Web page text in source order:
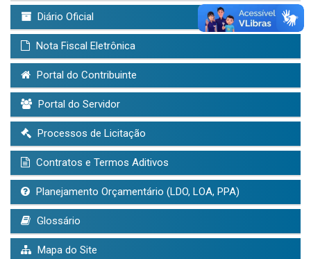
Diário Oficial
Nota Fiscal Eletrônica
Portal do Contribuinte
Portal do Servidor
Processos de Licitação
Contratos e Termos Aditivos
Planejamento Orçamentário (LDO, LOA, PPA)
Glossário
Mapa do Site